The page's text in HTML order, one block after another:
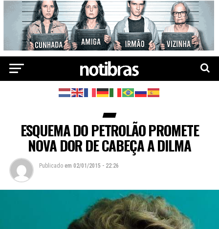
ESQUEMA DO PETROLÃO PROMETE
NOVA DOR DE CABEÇA A DILMA
Publicado em 02/01/2015 - 22:26